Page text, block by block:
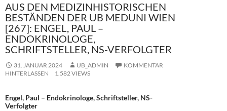
AUS DEN MEDIZINHISTORISCHEN
BESTÄNDEN DER UB MEDUNI WIEN
[267]: ENGEL, PAUL –
ENDOKRINOLOGE,
SCHRIFTSTELLER, NS-VERFOLGTER
31. JANUAR 2024 UB_ADMIN
KOMMENTAR
HINTERLASSEN
1.582 VIEWS
Engel, Paul – Endokrinologe, Schriftsteller, NS-
Verfolgter